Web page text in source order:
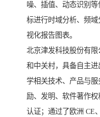
噪、插值、动态识别
标进行时域分析、频域
视化报告图表。
北京津发科技股份有
和中关村，具备自主
学相关技术、产品与
励、发明、软件著作权
认证；通过了欧洲 CE